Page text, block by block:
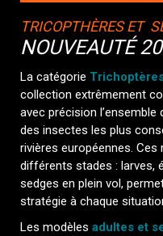
TRICOPTHÈRES ET
NOUVEAUTÉ
La catégorie
collection extrêmement
avec précision l’ensemble
des insectes les plus
rivières européennes.
différents stades : larves,
sedges en plein vol,
stratégie à chaque
Les modèles adultes et